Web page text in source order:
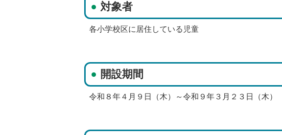
対象者
各小学校区に居住している児童
開設期間
令和８年４月９日（木）～令和９年３月２３日（木）